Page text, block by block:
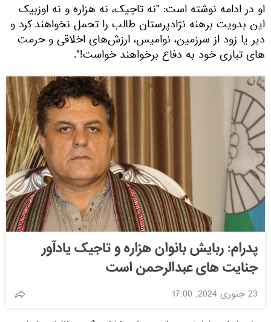
او در ادامه نوشته است: "نه تاجیک، نه هزاره و نه اوزبیک
این بدویت برهنه نژادپرستان طالب را تحمل نخواهند کرد و
دیر یا زود از سرزمین، نوامیس، ارزش‌های اخلاقی و حرمت
های تباری خود به دفاع برخواهند خواست!".
پدرام: ربایش بانوان هزاره و تاجیک یادآور
جنایت های عبدالرحمن است
23 جنوری 2024, 17:00